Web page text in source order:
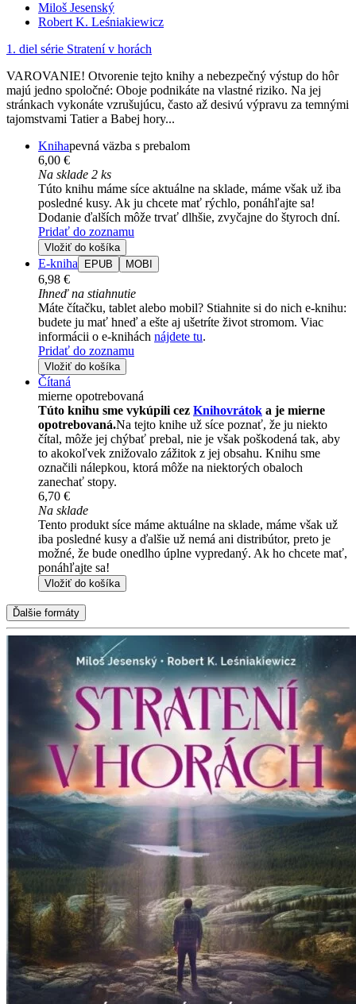
Miloš Jesenský
Robert K. Leśniakiewicz
1. diel série Stratení v horách
VAROVANIE! Otvorenie tejto knihy a nebezpečný výstup do hôr
majú jedno spoločné: Oboje podnikáte na vlastné riziko. Na jej
stránkach vykonáte vzrušujúcu, často až desivú výpravu za temnými
tajomstvami Tatier a Babej hory...
Knihapevná väzba s prebalom
6,00 €
Na sklade 2 ks
Túto knihu máme síce aktuálne na sklade, máme však už iba
posledné kusy. Ak ju chcete mať rýchlo, ponáhľajte sa!
Dodanie ďalších môže trvať dlhšie, zvyčajne do štyroch dní.
Pridať do zoznamu
Vložiť do košíka
E-kniha EPUB MOBI
6,98 €
Ihneď na stiahnutie
Máte čítačku, tablet alebo mobil? Stiahnite si do nich e-knihu:
budete ju mať hneď a ešte aj ušetríte život stromom. Viac
informácii o e-knihách nájdete tu.
Pridať do zoznamu
Vložiť do košíka
Čítaná
mierne opotrebovaná
Túto knihu sme vykúpili cez Knihovrátok a je mierne
opotrebovaná.Na tejto knihe už síce poznať, že ju niekto
čítal, môže jej chýbať prebal, nie je však poškodená tak, aby
to akokoľvek znižovalo zážitok z jej obsahu. Knihu sme
označili nálepkou, ktorá môže na niektorých obaloch
zanechať stopy.
6,70 €
Na sklade
Tento produkt síce máme aktuálne na sklade, máme však už
iba posledné kusy a ďalšie už nemá ani distribútor, preto je
možné, že bude onedlho úplne vypredaný. Ak ho chcete mať,
ponáhľajte sa!
Vložiť do košíka
Ďalšie formáty